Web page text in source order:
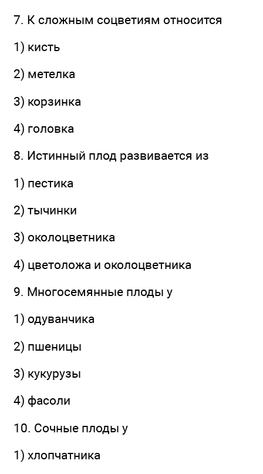
7. К сложным соцветиям относится
1) кисть
2) метелка
3) корзинка
4) головка
8. Истинный плод развивается из
1) пестика
2) тычинки
3) околоцветника
4) цветоложа и околоцветника
9. Многосемянные плоды у
1) одуванчика
2) пшеницы
3) кукурузы
4) фасоли
10. Сочные плоды у
1) хлопчатника